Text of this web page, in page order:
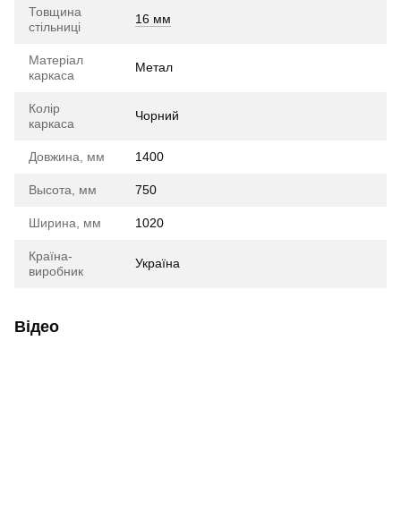
Товщина
стільниці
16 мм
Матеріал
каркаса
Метал
Колір
каркаса
Чорний
Довжина, мм 1400
Высота, мм 750
Ширина, мм 1020
Країна-
виробник
Україна
Відео